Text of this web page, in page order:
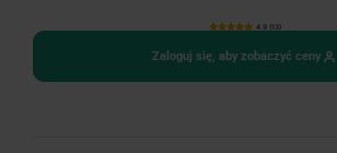
4.9 (13)
Zaloguj się, aby zobaczyć ceny